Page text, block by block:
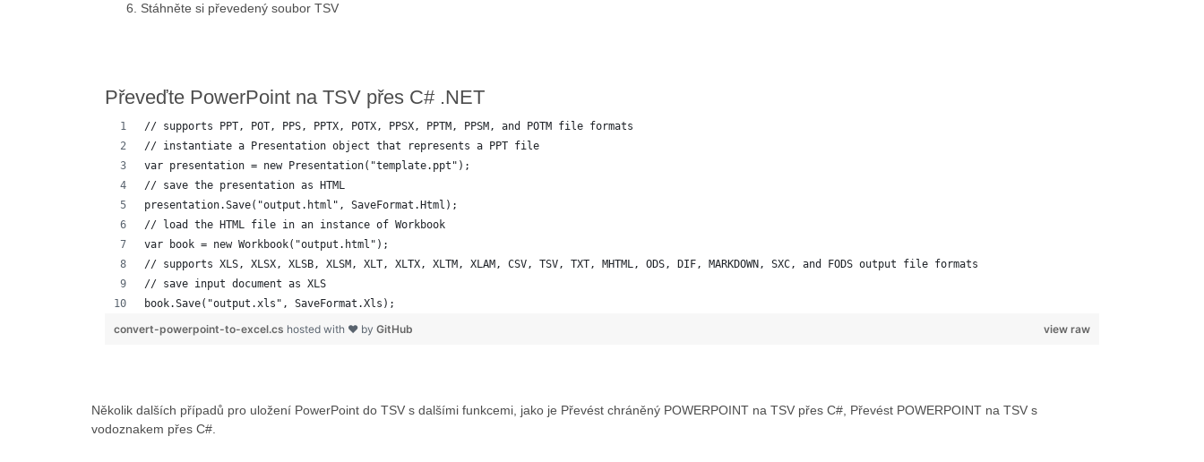
Stáhněte si převedený soubor TSV
Převeďte PowerPoint na TSV přes C# .NET
// supports PPT, POT, PPS, PPTX, POTX, PPSX, PPTM, PPSM, and POTM file formats
// instantiate a Presentation object that represents a PPT file
var presentation = new Presentation("template.ppt");
// save the presentation as HTML
presentation.Save("output.html", SaveFormat.Html);
// load the HTML file in an instance of Workbook
var book = new Workbook("output.html");
// supports XLS, XLSX, XLSB, XLSM, XLT, XLTX, XLTM, XLAM, CSV, TSV, TXT, MHTML, ODS, DIF, MARKDOWN, SXC, and FODS output file formats
// save input document as XLS
book.Save("output.xls", SaveFormat.Xls);
view raw
convert-powerpoint-to-excel.cs hosted with ❤ by GitHub
Několik dalších případů pro uložení PowerPoint do TSV s dalšími funkcemi, jako je Převést chráněný POWERPOINT na TSV přes C#, Převést POWERPOINT na TSV s
vodoznakem přes C#.